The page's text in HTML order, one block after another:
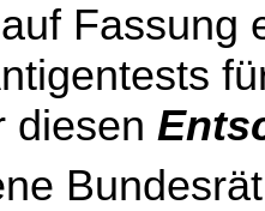
auf Fassung
diesen